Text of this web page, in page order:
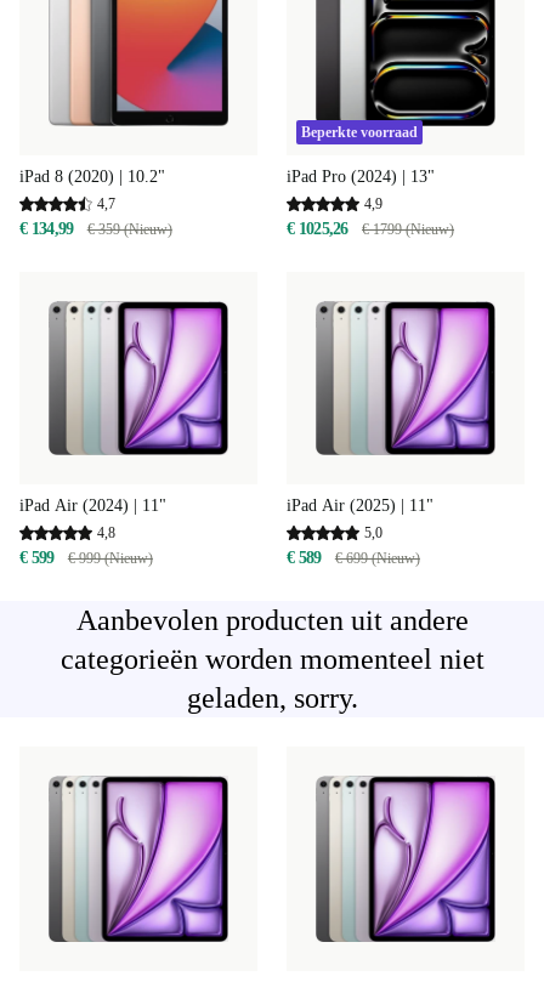
iPad 8 (2020) | 10.2"
4,7
€ 134,99 € 359 (Nieuw)
Beperkte voorraad
iPad Pro (2024) | 13"
4,9
€ 1025,26 € 1799 (Nieuw)
iPad Air (2024) | 11"
4,8
€ 599 € 999 (Nieuw)
iPad Air (2025) | 11"
5,0
€ 589 € 699 (Nieuw)
Aanbevolen producten uit andere
categorieën worden momenteel niet
geladen, sorry.